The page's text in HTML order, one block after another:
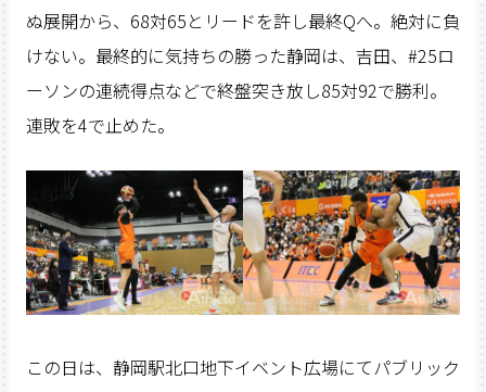
ぬ展開から、68対65とリードを許し最終Qへ。絶対に負
けない。最終的に気持ちの勝った静岡は、吉田、#25ロ
ーソンの連続得点などで終盤突き放し85対92で勝利。
連敗を4で止めた。
この日は、静岡駅北口地下イベント広場にてパブリック